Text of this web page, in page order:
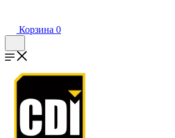
Корзина 0